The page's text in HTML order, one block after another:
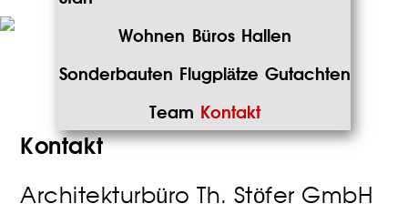
Wohnen Büros Hallen
Sonderbauten Flugplätze Gutachten
Team Kontakt
Kontakt
Architekturbüro Th. Stöfer GmbH